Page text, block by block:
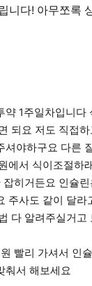
니다! 아무쪼록
1주일차입니다
되요 저도 직접
야하구요 다른
에서 식이조절하
히거든요 인슐
주사도 같이 달라
다 알려주실거고
빨리 가셔서 인
춰서 해보세요